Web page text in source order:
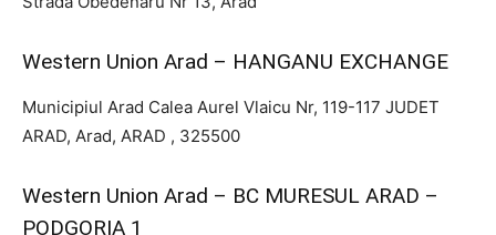
Western Union Arad – HANGANU EXCHANGE
Municipiul Arad Calea Aurel Vlaicu Nr, 119-117 JUDET
ARAD, Arad, ARAD , 325500
Western Union Arad – BC MURESUL ARAD –
PODGORIA 1